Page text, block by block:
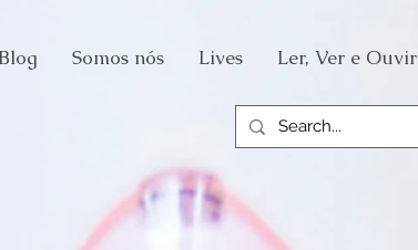
Blog Somos nós Lives Ler, Ver e Ouvir